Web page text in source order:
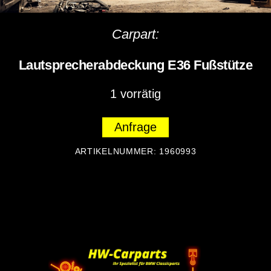
Carpart:
Lautsprecherabdeckung E36 Fußstütze
1 vorrätig
Anfrage
ARTIKELNUMMER: 1960993